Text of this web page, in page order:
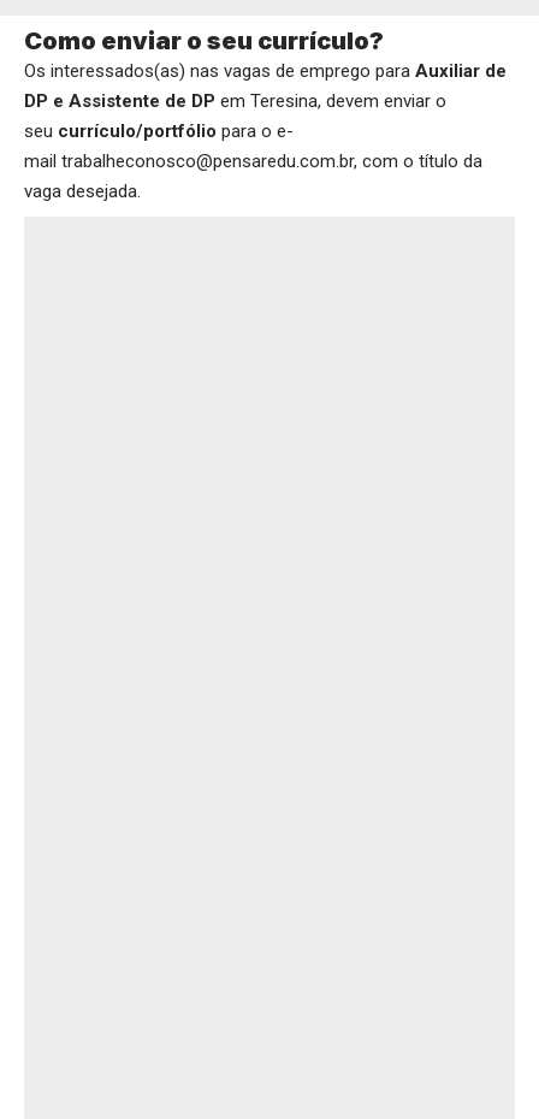
Como enviar o seu currículo?
Os interessados(as) nas vagas de emprego para Auxiliar de
DP e Assistente de DP em Teresina, devem enviar o
seu currículo/portfólio para o e-
mail trabalheconosco@pensaredu.com.br, com o título da
vaga desejada.